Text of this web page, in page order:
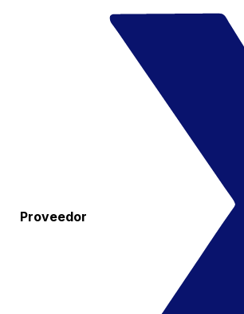
Proveedor